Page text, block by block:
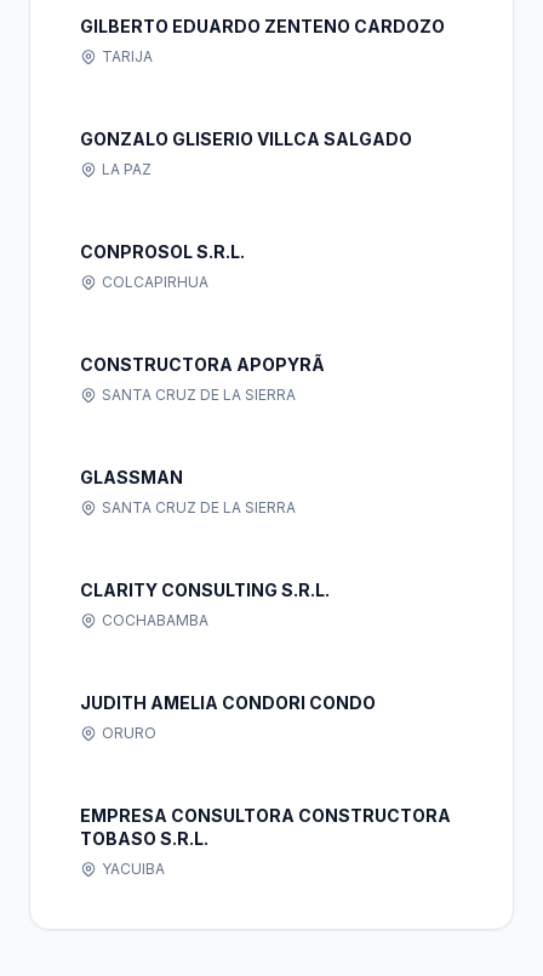
GILBERTO EDUARDO ZENTENO CARDOZO
TARIJA
GONZALO GLISERIO VILLCA SALGADO
LA PAZ
CONPROSOL S.R.L.
COLCAPIRHUA
CONSTRUCTORA APOPYRÃ
SANTA CRUZ DE LA SIERRA
GLASSMAN
SANTA CRUZ DE LA SIERRA
CLARITY CONSULTING S.R.L.
COCHABAMBA
JUDITH AMELIA CONDORI CONDO
ORURO
EMPRESA CONSULTORA CONSTRUCTORA
TOBASO S.R.L.
YACUIBA